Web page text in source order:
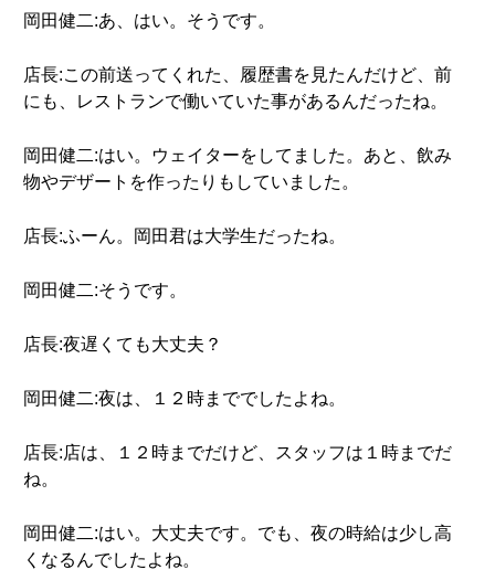
岡田健二:あ、はい。そうです。
店長:この前送ってくれた、履歴書を見たんだけど、前
にも、レストランで働いていた事があるんだったね。
岡田健二:はい。ウェイターをしてました。あと、飲み
物やデザートを作ったりもしていました。
店長:ふーん。岡田君は大学生だったね。
岡田健二:そうです。
店長:夜遅くても大丈夫？
岡田健二:夜は、１２時まででしたよね。
店長:店は、１２時までだけど、スタッフは１時までだ
ね。
岡田健二:はい。大丈夫です。でも、夜の時給は少し高
くなるんでしたよね。